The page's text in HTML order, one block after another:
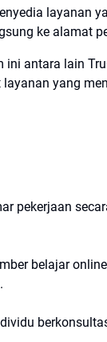
layanan
ke alamat
antara lain
yang
pekerjaan
belajar